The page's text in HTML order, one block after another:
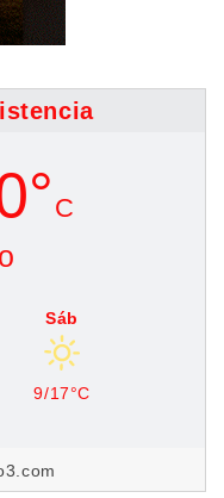
C
Sáb
9/17°C